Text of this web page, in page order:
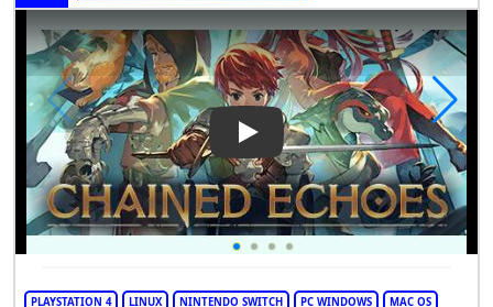
Play Video: Chained Echoes
PLAYSTATION 4 LINUX NINTENDO SWITCH PC WINDOWS MAC OS